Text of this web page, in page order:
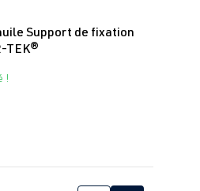
sur 5 étoiles
Support de fixation
TEK®
!